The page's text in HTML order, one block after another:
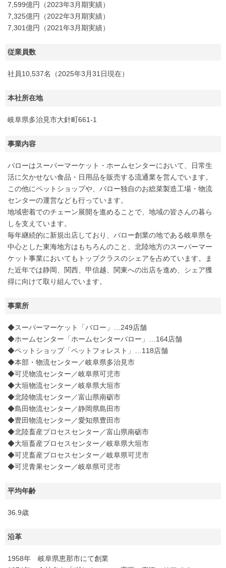
7,599億円（2023年3月期実績）
7,325億円（2022年3月期実績）
7,301億円（2021年3月期実績）
従業員数
社員10,537名（2025年3月31日現在）
本社所在地
岐阜県多治見市大針町661-1
事業内容
バローはスーパーマーケット・ホームセンターにおいて、日常生
活に欠かせない食品・日用品を販売する流通業を営んでいます。
この他にペットショップや、バロー独自のお総菜製造工場・物流
センターの運営なども行っています。
地域密着でのチェーン展開を進めることで、地域の皆さんの暮ら
しを支えています。
毎年継続的に新規出店しており、バロー創業の地である岐阜県を
中心とした東海地方はもちろんのこと、北陸地方のスーパーマー
ケット事業においてもトップクラスのシェアを占めています。ま
た近年では静岡、関西、甲信越、関東への出店を進め、シェア獲
得に向けて取り組んでいます。
事業所
◆スーパーマーケット「バロー」…249店舗
◆ホームセンター「ホームセンターバロー」…164店舗
◆ペットショップ「ペットフォレスト」…118店舗
◆本部・物流センター／岐阜県多治見市
◆可児物流センター／岐阜県可児市
◆大垣物流センター／岐阜県大垣市
◆北陸物流センター／富山県南砺市
◆島田物流センター／静岡県島田市
◆豊田物流センター／愛知県豊田市
◆北陸畜産プロセスセンター／富山県南砺市
◆大垣畜産プロセスセンター／岐阜県大垣市
◆可児畜産プロセスセンター／岐阜県可児市
◆可児青果センター／岐阜県可児市
平均年齢
36.9歳
沿革
1958年 岐阜県恵那市にて創業